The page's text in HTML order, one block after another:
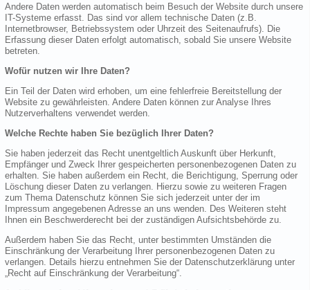
Andere Daten werden automatisch beim Besuch der Website durch unsere
IT-Systeme erfasst. Das sind vor allem technische Daten (z.B.
Internetbrowser, Betriebssystem oder Uhrzeit des Seitenaufrufs). Die
Erfassung dieser Daten erfolgt automatisch, sobald Sie unsere Website
betreten.
Wofür nutzen wir Ihre Daten?
Ein Teil der Daten wird erhoben, um eine fehlerfreie Bereitstellung der
Website zu gewährleisten. Andere Daten können zur Analyse Ihres
Nutzerverhaltens verwendet werden.
Welche Rechte haben Sie bezüglich Ihrer Daten?
Sie haben jederzeit das Recht unentgeltlich Auskunft über Herkunft,
Empfänger und Zweck Ihrer gespeicherten personenbezogenen Daten zu
erhalten. Sie haben außerdem ein Recht, die Berichtigung, Sperrung oder
Löschung dieser Daten zu verlangen. Hierzu sowie zu weiteren Fragen
zum Thema Datenschutz können Sie sich jederzeit unter der im
Impressum angegebenen Adresse an uns wenden. Des Weiteren steht
Ihnen ein Beschwerderecht bei der zuständigen Aufsichtsbehörde zu.
Außerdem haben Sie das Recht, unter bestimmten Umständen die
Einschränkung der Verarbeitung Ihrer personenbezogenen Daten zu
verlangen. Details hierzu entnehmen Sie der Datenschutzerklärung unter
„Recht auf Einschränkung der Verarbeitung“.